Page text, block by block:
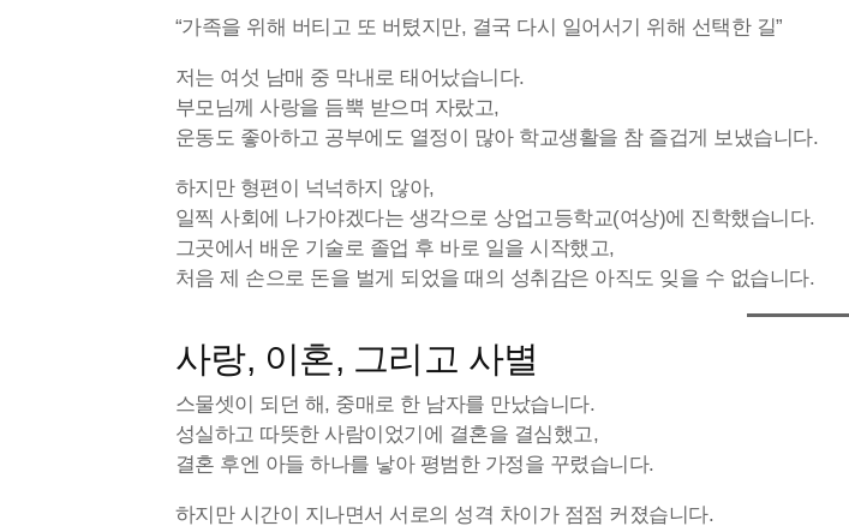
“가족을 위해 버티고 또 버텼지만, 결국 다시 일어서기 위해 선택한 길”
저는 여섯 남매 중 막내로 태어났습니다.
부모님께 사랑을 듬뿍 받으며 자랐고,
운동도 좋아하고 공부에도 열정이 많아 학교생활을 참 즐겁게 보냈습니다.
하지만 형편이 넉넉하지 않아,
일찍 사회에 나가야겠다는 생각으로 상업고등학교(여상)에 진학했습니다.
그곳에서 배운 기술로 졸업 후 바로 일을 시작했고,
처음 제 손으로 돈을 벌게 되었을 때의 성취감은 아직도 잊을 수 없습니다.
사랑, 이혼, 그리고 사별
스물셋이 되던 해, 중매로 한 남자를 만났습니다.
성실하고 따뜻한 사람이었기에 결혼을 결심했고,
결혼 후엔 아들 하나를 낳아 평범한 가정을 꾸렸습니다.
하지만 시간이 지나면서 서로의 성격 차이가 점점 커졌습니다.